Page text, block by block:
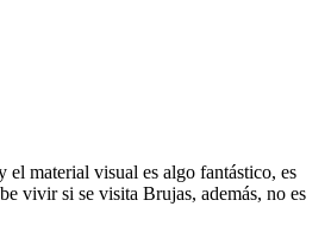
el material visual es algo fantástico, es
vivir si se visita Brujas, además, no es